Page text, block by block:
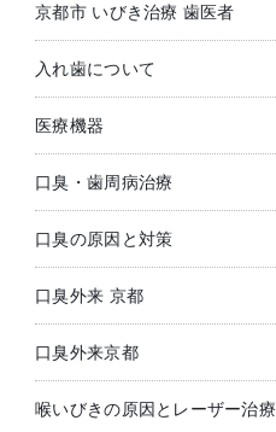
京都市 いびき治療 歯医者
入れ歯について
医療機器
口臭・歯周病治療
口臭の原因と対策
口臭外来 京都
口臭外来京都
喉いびきの原因とレーザー治療